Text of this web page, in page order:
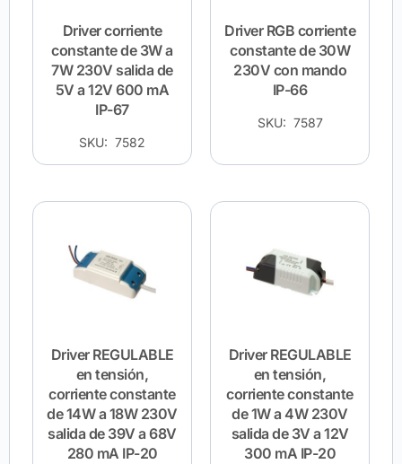
Driver corriente
constante de 3W a
7W 230V salida de
5V a 12V 600 mA
IP-67
SKU: 7582
Driver RGB corriente
constante de 30W
230V con mando
IP-66
SKU: 7587
Driver REGULABLE
en tensión,
corriente constante
de 14W a 18W 230V
salida de 39V a 68V
280 mA IP-20
Driver REGULABLE
en tensión,
corriente constante
de 1W a 4W 230V
salida de 3V a 12V
300 mA IP-20